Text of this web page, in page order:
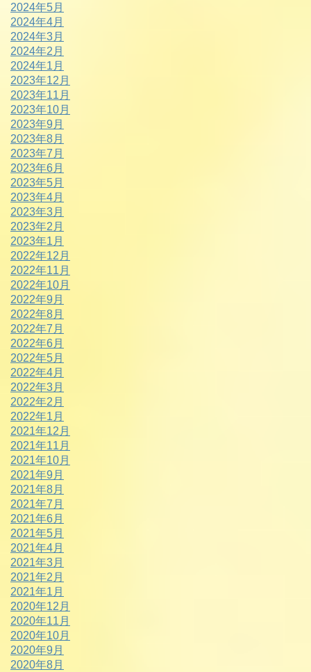
2024年5月
2024年4月
2024年3月
2024年2月
2024年1月
2023年12月
2023年11月
2023年10月
2023年9月
2023年8月
2023年7月
2023年6月
2023年5月
2023年4月
2023年3月
2023年2月
2023年1月
2022年12月
2022年11月
2022年10月
2022年9月
2022年8月
2022年7月
2022年6月
2022年5月
2022年4月
2022年3月
2022年2月
2022年1月
2021年12月
2021年11月
2021年10月
2021年9月
2021年8月
2021年7月
2021年6月
2021年5月
2021年4月
2021年3月
2021年2月
2021年1月
2020年12月
2020年11月
2020年10月
2020年9月
2020年8月